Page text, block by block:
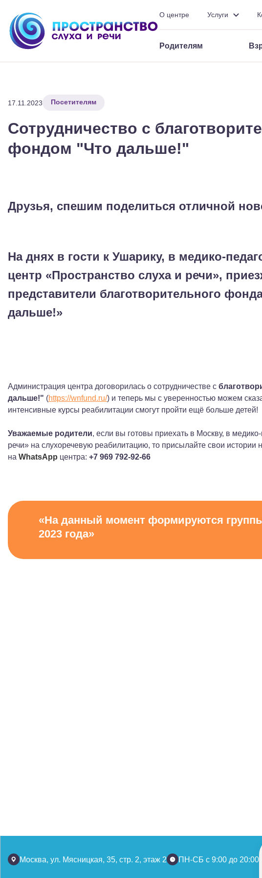
+ Цвет Ф Ф
О центре Услуги
Родителям
17.11.2023 Посетителям
Сотрудничество с
фондом "Что дальше!"
Друзья, спешим поделиться отличной
На днях в гости к Ушарику, в медико-
центр «Пространство слуха и речи»,
представители благотворительного
дальше!»
Администрация центра договорилась о сотрудничестве с
дальше!" (https://wnfund.ru/) и теперь мы с уверенностью можем
интенсивные курсы реабилитации смогут пройти ещё больше детей!
Уважаемые родители, если вы готовы приехать в Москву, в
речи» на слухоречевую реабилитацию, то присылайте свои истории
на WhatsApp центра: +7 969 792-92-66
«На данный момент формируются
2023 года»
Москва, ул. Мясницкая, 35, стр. 2, этаж 2 ПН-СБ с 9:00 до 20:00